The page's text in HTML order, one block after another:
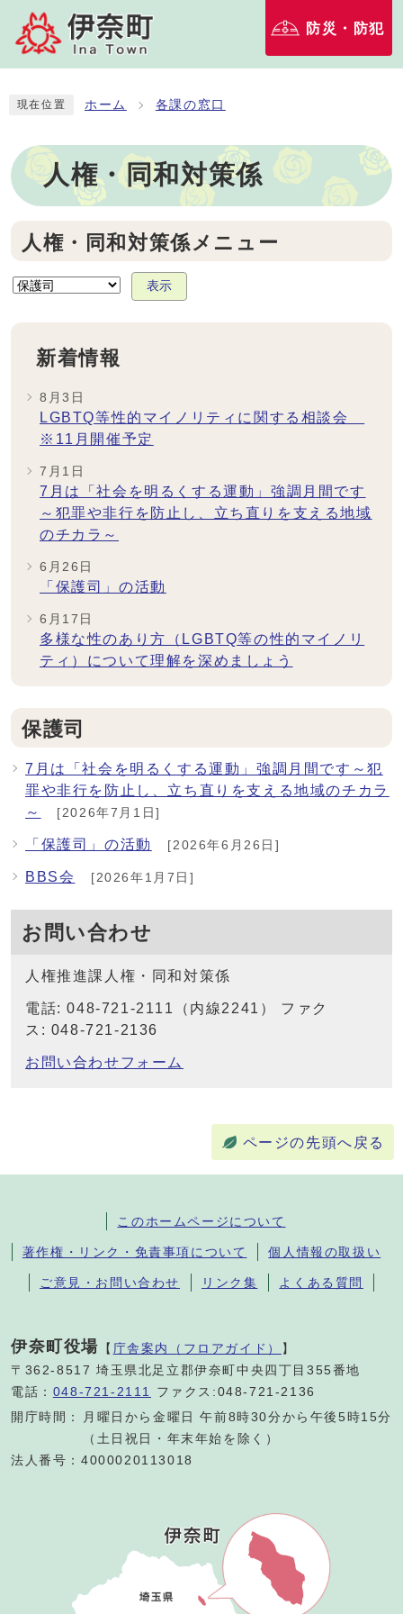
防災・防犯
現在位置 ホーム 各課の窓口
人権・同和対策係
人権・同和対策係メニュー
表示
新着情報
8月3日
LGBTQ等性的マイノリティに関する相談会
※11月開催予定
7月1日
7月は「社会を明るくする運動」強調月間です
～犯罪や非行を防止し、立ち直りを支える地域
のチカラ～
6月26日
「保護司」の活動
6月17日
多様な性のあり方（LGBTQ等の性的マイノリ
ティ）について理解を深めましょう
保護司
7月は「社会を明るくする運動」強調月間です～犯
罪や非行を防止し、立ち直りを支える地域のチカラ
～
[2026年7月1日]
「保護司」の活動 [2026年6月26日]
BBS会 [2026年1月7日]
お問い合わせ
人権推進課人権・同和対策係
電話: 048-721-2111（内線2241） ファク
ス: 048-721-2136
お問い合わせフォーム
ページの先頭へ戻る
このホームページについて
著作権・リンク・免責事項について 個人情報の取扱い
ご意見・お問い合わせ リンク集 よくある質問
伊奈町役場 【 庁舎案内（フロアガイド） 】
〒362-8517 埼玉県北足立郡伊奈町中央四丁目355番地
電話： 048-721-2111
ファクス:048-721-2136
開庁時間：
月曜日から金曜日 午前8時30分から午後5時15分
（土日祝日・年末年始を除く）
法人番号：4000020113018